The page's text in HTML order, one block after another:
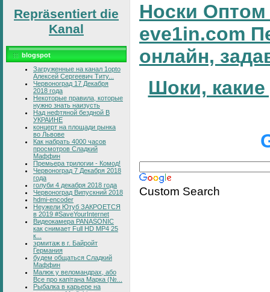
Repräsentiert die
Kanal
blogspot
Загруженные на канал 1opto
Алексей Сергеевич Титу...
Червоноград 17 Декабря
2018 года
Некоторые правила, которые
нужно знать наизусть
Над нефтяной бездной В
УКРАИНЕ
концерт на площади рынка
во Львове
Как набрать 4000 часов
просмотров Сладкий
Маффин
Премьера трилогии - Комод!
Червоноград 7 Декабря 2018
года
голуби 4 декабря 2018 года
Червоноград Випускний 2018
hdmi-encoder
Неужели Ютуб ЗАКРОЕТСЯ
в 2019 #SaveYourInternet
Видеокамера PANASONIC
как снимает Full HD MP4 25
к...
эрмитаж в г. Байройт
Германия
будем общаться Сладкий
Маффин
Малюк у веломандрах, або
Все про капітана Марка (№...
Рыбалка в карьере на
Носки Оптом
eve1in.com
онлайн,
Шоки, какие
Custom Search